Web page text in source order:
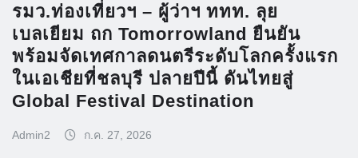
รมว.ท่องเที่ยวฯ – ผู้ว่าฯ ททท. ลุย
เบลเยียม ถก Tomorrowland ยืนยัน
พร้อมจัดเทศกาลดนตรีระดับโลกครั้งแรก
ในเอเชียที่ชลบุรี ปลายปีนี้ ดันไทยสู่
Global Festival Destination
Admin2 ก.ค. 27, 2026